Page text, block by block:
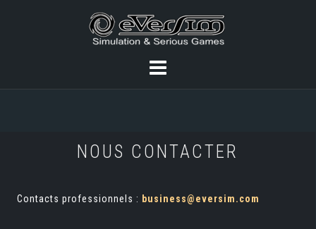
NOUS CONTACTER
Contacts professionnels : business@eversim.com